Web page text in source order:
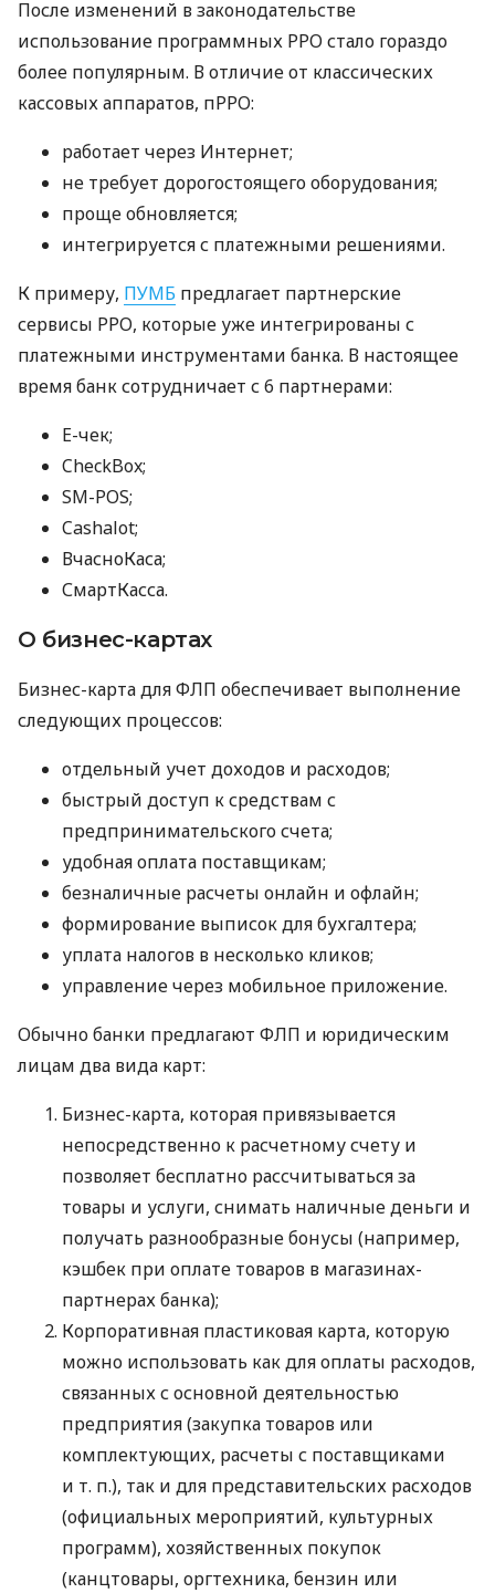
После изменений в законодательстве
использование программных РРО стало гораздо
более популярным. В отличие от классических
кассовых аппаратов, пРРО:
работает через Интернет;
не требует дорогостоящего оборудования;
проще обновляется;
интегрируется с платежными решениями.
К примеру, ПУМБ предлагает партнерские
сервисы РРО, которые уже интегрированы с
платежными инструментами банка. В настоящее
время банк сотрудничает с 6 партнерами:
E-чек;
CheckBox;
SM-POS;
Cashalot;
ВчасноКаса;
СмартКасса.
О бизнес-картах
Бизнес-карта для ФЛП обеспечивает выполнение
следующих процессов:
отдельный учет доходов и расходов;
быстрый доступ к средствам с
предпринимательского счета;
удобная оплата поставщикам;
безналичные расчеты онлайн и офлайн;
формирование выписок для бухгалтера;
уплата налогов в несколько кликов;
управление через мобильное приложение.
Обычно банки предлагают ФЛП и юридическим
лицам два вида карт:
Бизнес-карта, которая привязывается
непосредственно к расчетному счету и
позволяет бесплатно рассчитываться за
товары и услуги, снимать наличные деньги и
получать разнообразные бонусы (например,
кэшбек при оплате товаров в магазинах-
партнерах банка);
Корпоративная пластиковая карта, которую
можно использовать как для оплаты расходов,
связанных с основной деятельностью
предприятия (закупка товаров или
комплектующих, расчеты с поставщиками
и т. п.), так и для представительских расходов
(официальных мероприятий, культурных
программ), хозяйственных покупок
(канцтовары, оргтехника, бензин или